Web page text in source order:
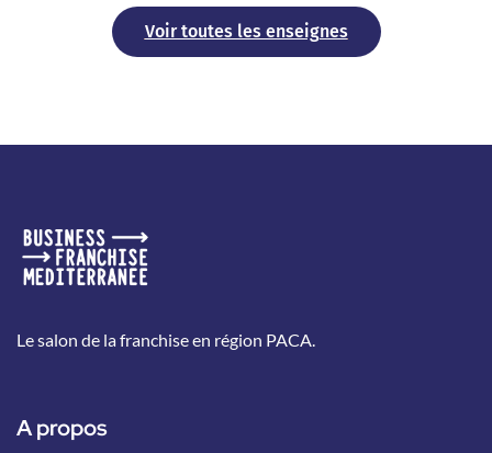
Voir toutes les enseignes
Le salon de la franchise en région PACA.
A propos